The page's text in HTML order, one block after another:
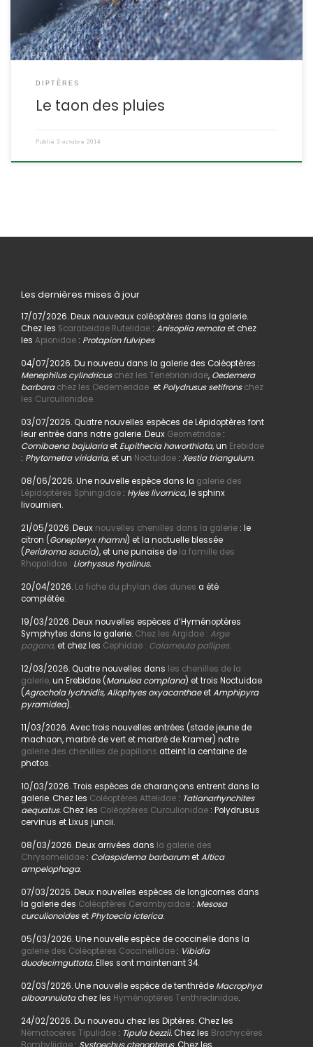
DIPTÈRES
Le taon des pluies
Publié 3 octobre 2014
Les dernières mises à jour
17/07/2026. Deux nouveaux coléoptères dans la galerie.
Chez les Scarabeidae Rutelidae: Anisoplia remotaet chez
les Apionidae: Protapion fulvipes
04/07/2026. Du nouveau dans la galerie des Coléoptères :
Menephilus cylindricus chez les Tenebrionidae,Oedemera
barbara chez les Oedemeridaeet Polydrusus setifrons chez
les Curculionidae.
03/07/2026. Quatre nouvelles espèces de Lépidoptères font
leur entrée dans notre galerie. Deux Geometridae:
Comibaena bajulariaet Eupithecia haworthiata,un Erebidae
: Phytometra viridaria, et un Noctuidae: Xestia triangulum.
08/06/2026. Une nouvelle espèce dans la galerie des
Lépidoptères Sphingidae: Hyles livornica,le sphinx
livournien.
21/05/2026. Deux nouvelles chenilles dans la galerie : le
citron (Gonepteryx rhamni) et la noctuelle blessée
(Peridroma saucia), et une punaise dela famille des
Rhopalidae : Liorhyssus hyalinus.
20/04/2026. La fiche du phylan des dunes a été
complétée.
19/03/2026. Deux nouvelles espèces d’Hyménoptères
Symphytes dans la galerie. Chez les Argidae : Arge
pagana,et chez les Cephidae : Calameuta pallipes.
12/03/2026. Quatre nouvelles dans les chenilles de la
galerie,un Erebidae (Manulea complana) et trois Noctuidae
(Agrochola lychnidis, Allophyes oxyacanthaeetAmphipyra
pyramidea).
11/03/2026. Avec trois nouvelles entrées (stade jeune de
machaon, marbré de vert et marbré de Kramer) notre
galerie des chenilles de papillons atteint la centaine de
photos.
10/03/2026. Trois espèces de charançons entrent dans la
galerie. Chez les Coléoptères Attelidae: Tatianarhynchites
aequatus. Chez les Coléoptères Curculionidae: Polydrusus
cervinus et Lixus juncii.
08/03/2026. Deux arrivées dans la galerie des
Chrysomelidae: Colaspidema barbarumetAltica
ampelophaga.
07/03/2026. Deux nouvelles espèces de longicornes dans
la galerie des Coléoptères Cerambycidae: Mesosa
curculionoideset Phytoecia icterica.
05/03/2026. Une nouvelle espèce de coccinelle dans la
galerie des Coléoptères Coccinellidae: Vibidia
duodecimguttata.Elles sont maintenant 34.
02/03/2026. Une nouvelle espèce de tenthrède Macrophya
alboannulatachez les Hyménoptères Tenthredinidae.
24/02/2026. Du nouveau chez les Diptères. Chez les
Nématocères Tipulidae: Tipula bezzii. Chez les Brachycères